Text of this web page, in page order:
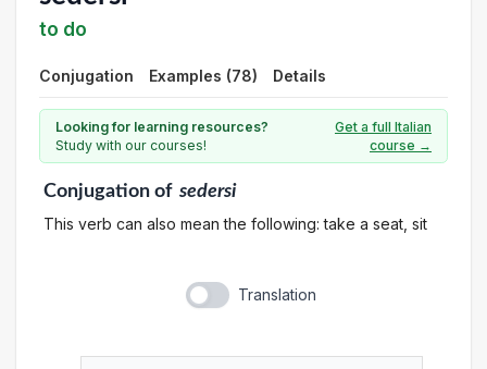
to do
Conjugation Examples (78) Details
Looking for learning resources?
Study with our courses!
Get a full Italian
course →
Conjugationof sedersi
This verb can also mean the following: take a seat, sit
Translation